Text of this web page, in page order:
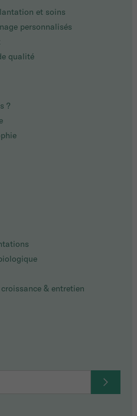
et soins
personnalisés
qualité
?
& entretien